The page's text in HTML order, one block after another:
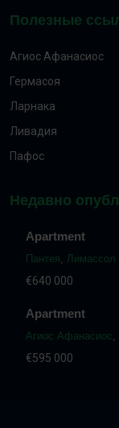
Полезные
Агиос Афанасиос
Гермасоя
Ларнака
Ливадия
Пафос
Недавно
Apartment
Пантея, Лимассол
€640 000
Apartment
Агиос Афанасиос,
€595 000